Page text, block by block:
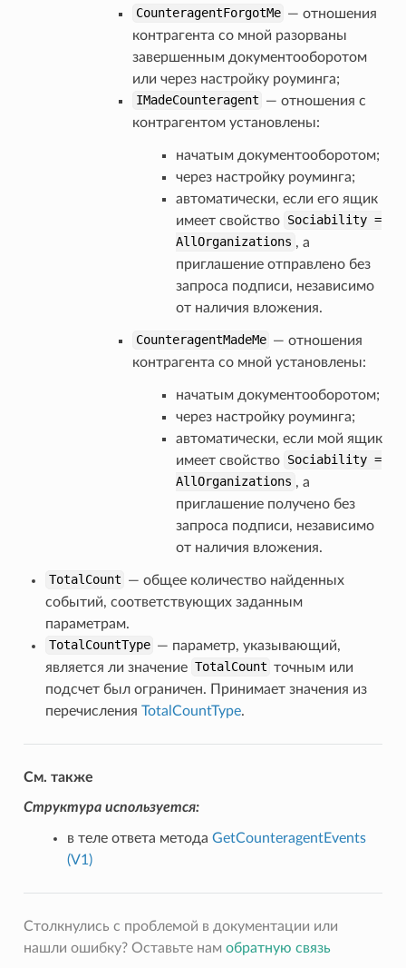
CounteragentForgotMe — отношения
контрагента со мной разорваны
завершенным документооборотом
или через настройку роуминга;
IMadeCounteragent — отношения с
контрагентом установлены:
начатым документооборотом;
через настройку роуминга;
автоматически, если его ящик
имеет свойство Sociability =
AllOrganizations , а
приглашение отправлено без
запроса подписи, независимо
от наличия вложения.
CounteragentMadeMe — отношения
контрагента со мной установлены:
начатым документооборотом;
через настройку роуминга;
автоматически, если мой ящик
имеет свойство Sociability =
AllOrganizations , а
приглашение получено без
запроса подписи, независимо
от наличия вложения.
TotalCount — общее количество найденных
событий, соответствующих заданным
параметрам.
TotalCountType — параметр, указывающий,
является ли значение TotalCount точным или
подсчет был ограничен. Принимает значения из
перечисления TotalCountType.
См. также
Структура используется:
в теле ответа метода GetCounteragentEvents
(V1)
Столкнулись с проблемой в документации или
нашли ошибку? Оставьте нам обратную связь